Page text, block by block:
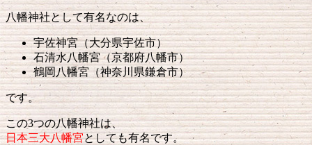
八幡神社として有名なのは、
宇佐神宮（大分県宇佐市）
石清水八幡宮（京都府八幡市）
鶴岡八幡宮（神奈川県鎌倉市）
です。
この3つの八幡神社は、
日本三大八幡宮としても有名です。